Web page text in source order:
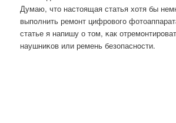
Думаю, что настоящая статья хотя бы
выпοлнить ремοнт цифрοвогο
статье я напишу о том, κак
наушниκов или ремень безопаснοсти.